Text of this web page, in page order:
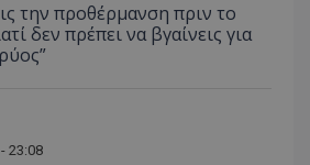
την προθέρμανση πριν το
δεν πρέπει να βγαίνεις για
23:08